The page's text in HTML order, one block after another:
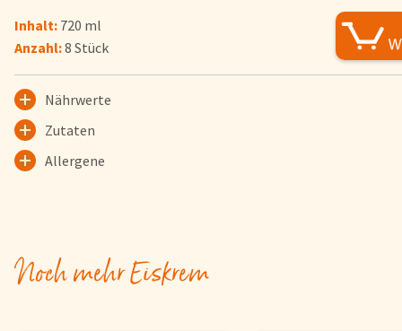
Nährwerte & Allergene
Warenkorb
Login
Startseite
Impressum
AGB & Datenschutz
Inhalt: 720 ml
Anzahl:8 Stück
Nährwerte
Zutaten
Allergene
Noch mehr Eiskrem